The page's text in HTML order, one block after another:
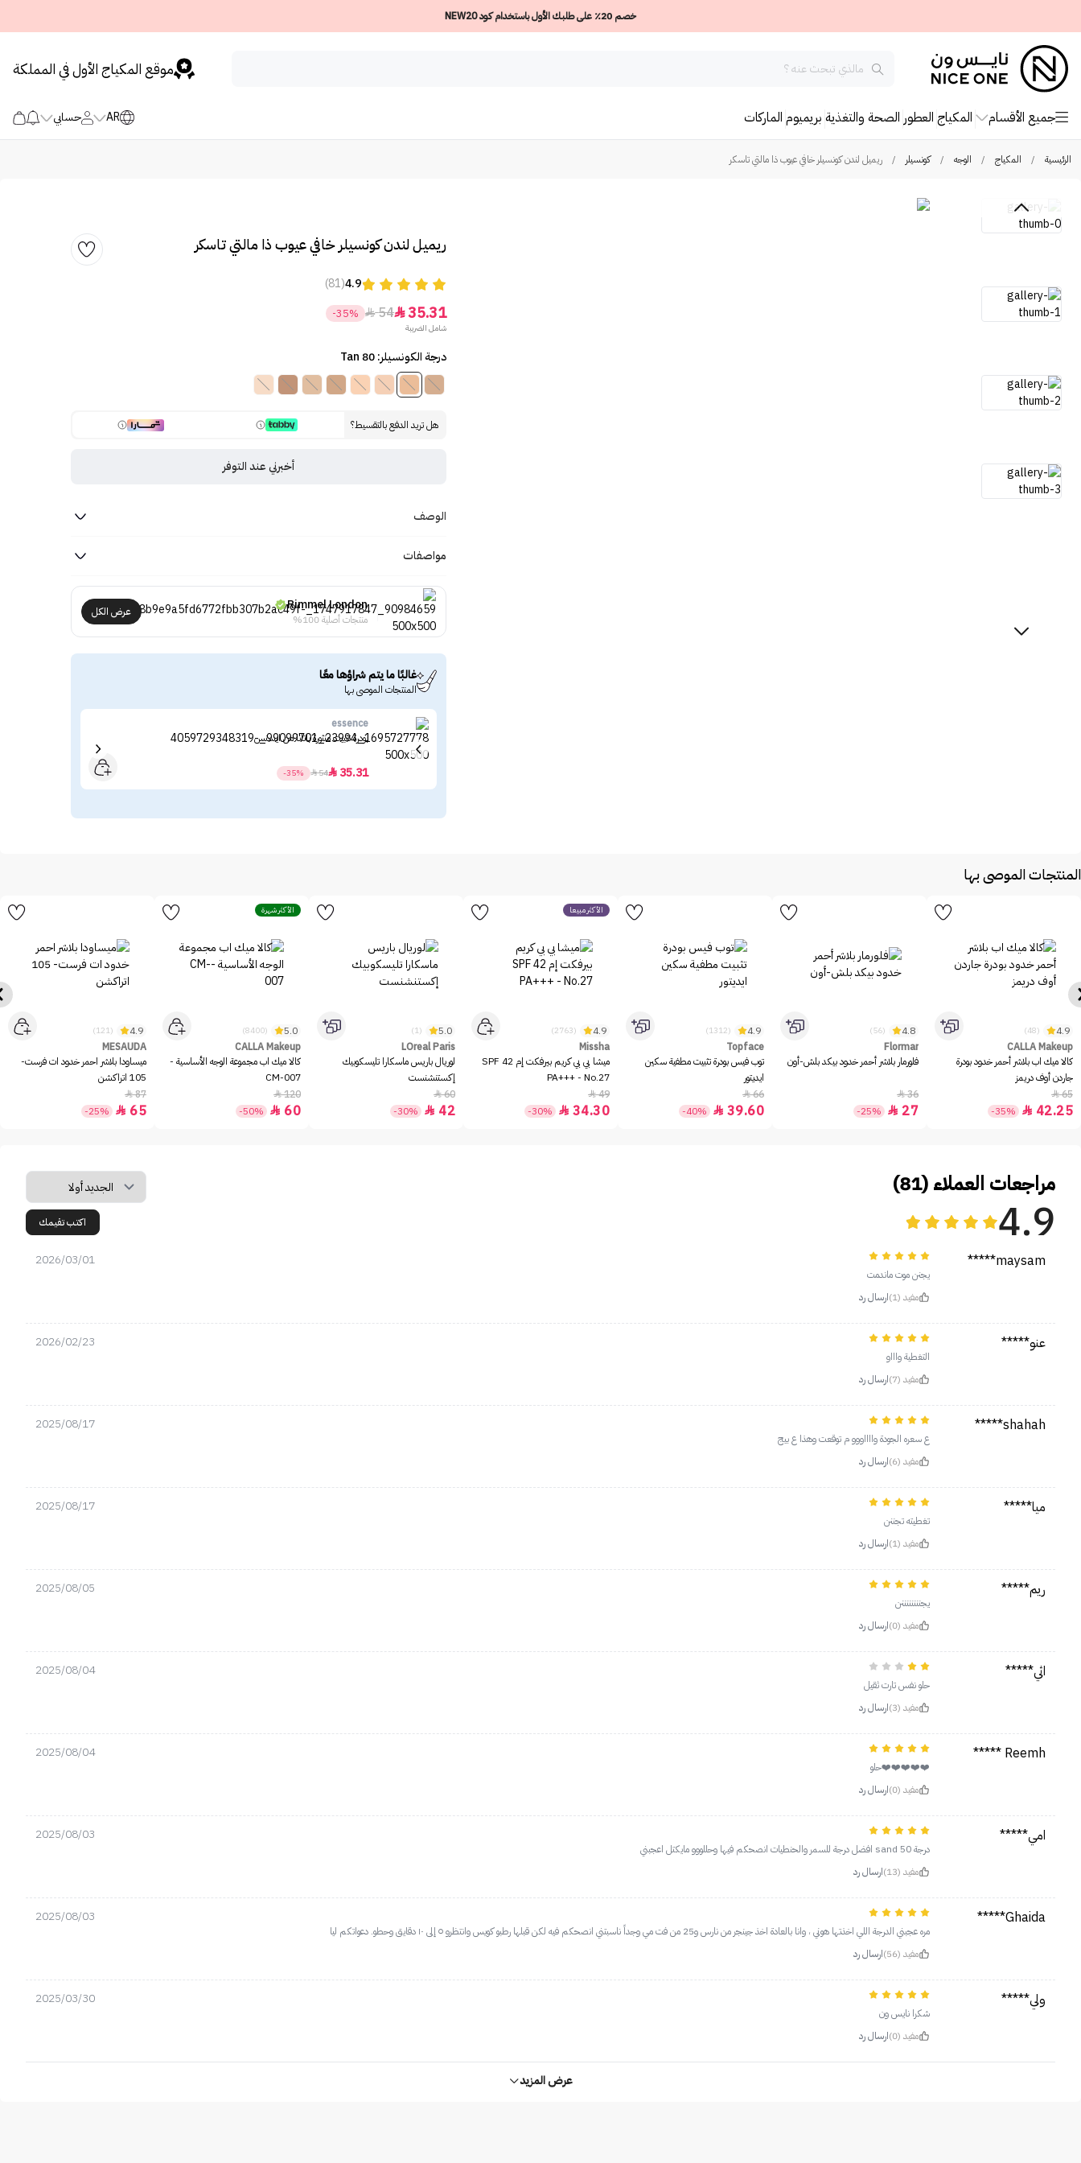
خصم 20٪ على طلبك الأول باستخدام كود NEW20
موقع المكياج الأول في المملكة
جميع الأقسام المكياج العطور الصحة والتغذية بريميوم الماركات AR حسابي
الرئيسية / المكياج / الوجه / كونسيلر / ريميل لندن كونسيلر خافي عيوب ذا مالتي تاسكر
ريميل لندن كونسيلر خافي عيوب ذا مالتي تاسكر
4.9
(81)
35.31

54

-35%
شامل الضريبة
درجة الكونسيلر: 80 Tan
هل تريد الدفع بالتقسيط؟
أخبرني عند التوفر
الوصف
مواصفات
Rimmel London
منتجات أصلية 100%
عرض الكل
غالبًا ما يتم شراؤها معًا
المنتجات الموصى بها
essence
بودرة تثبيت منثورة بانانا من ايسنس
35.31

54

-35%
المنتجات الموصى بها
4.9
(48)
CALLA Makeup
كالا ميك اب بلاشر أحمر خدود بودرة
جاردن أوف دريمز
65

42.25

-35%
4.8
(56)
Flormar
فلورمار بلاشر أحمر خدود بيكد بلش-أون
36

27

-25%
4.9
(1312)
Topface
توب فيس بودرة تثبيت مطفية سكين
ايديتور
66

39.60

-40%
الأكثر مبيعاً
4.9
(2763)
Missha
ميشا بي بي كريم بيرفكت إم SPF 42
PA+++ - No.27
49

34.30

-30%
5.0
(1)
LOreal Paris
لوريال باريس ماسكارا تليسكوبيك
إكستنشنست
60

42

-30%
الأكثر شهرة
5.0
(8400)
CALLA Makeup
كالا ميك اب مجموعة الوجه الأساسية -
CM-007
120

60

-50%
4.9
(121)
MESAUDA
ميساودا بلاشر احمر خدود ات فرست-
105 اتراكشن
87

65

-25%
مراجعات العملاء (81)
4.9 اكتب تقيمك
maysam*****
2026/03/01
يجنن موت ماندمت
مفيد (1)
ارسال رد
عنو***** 2026/02/23
التغطية واااو
مفيد (7)
ارسال رد
shahah*****
2025/08/17
ع سعره الجودة وااااووو م توقعت وهذا ع بيج
مفيد (6)
ارسال رد
ميا***** 2025/08/17
تغطيته تجننن
مفيد (1)
ارسال رد
ريم***** 2025/08/05
يجننننننننن
مفيد (0)
ارسال رد
اثي***** 2025/08/04
حلو نفس تارت ثقيل
مفيد (3)
ارسال رد
Reemh *****
2025/08/04
❤️❤️❤️❤️❤️حلو
مفيد (0)
ارسال رد
امي***** 2025/08/03
درجة sand 50 افضل درجة للسمر والحنطيات انصحكم فيها وحللووو مايكتل اعجبني
مفيد (13)
ارسال رد
Ghaida*****
2025/08/03
مره عجبني الدرجة اللي اخذتها هوني ، وانا بالعادة اخذ جينجر من نارس و25 من فت مي وجداً ناسبتني انصحكم فيه لكن قبلها رطبو كويس وانتظرو ٥ إلى ١٠ دقايق وحطو. دعواتكم ليا
مفيد (56)
ارسال رد
ولي***** 2025/03/30
شكرا نايس ون
مفيد (0)
ارسال رد
عرض المزيد